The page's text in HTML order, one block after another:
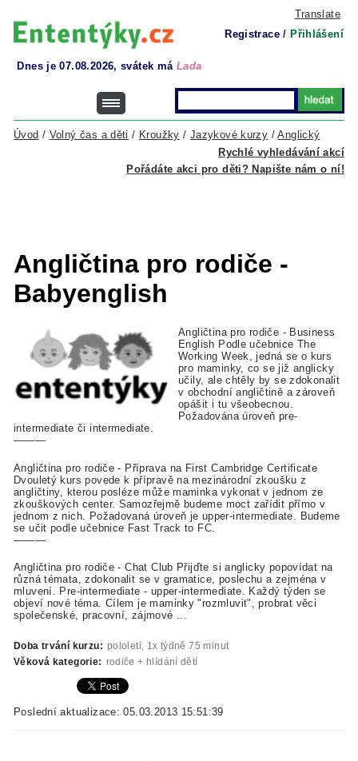
Translate
Registrace / Přihlášení
Dnes je 07.08.2026, svátek má Lada
Rychlé vyhledávání akcí
Úvod / Volný čas a děti / Kroužky / Jazykové kurzy /Anglický
Pořádáte akci pro děti? Napište nám o ní!
Angličtina pro rodiče -
Babyenglish
Angličtina pro rodiče - Business
English Podle učebnice The
Working Week, jedná se o kurs
pro maminky, co se již anglicky
učily, ale chtěly by se zdokonalit
v obchodní angličtině a zároveň
opášit i tu všeobecnou.
Požadována úroveň pre-
intermediate či intermediate.
———
Angličtina pro rodiče - Příprava na First Cambridge Certificate
Dvouletý kurs povede k přípravě na mezinárodní zkoušku z
angličtiny, kterou posléze může maminka vykonat v jednom ze
zkouškových center. Samozřejmě budeme moct zařídit přímo v
jednom z nich. Požadovaná úroveň je upper-intermediate. Budeme
se učit podle učebnice Fast Track to FC.
———
Angličtina pro rodiče - Chat Club Přijďte si anglicky popovídat na
různá témata, zdokonalit se v gramatice, poslechu a zejména v
mluvení. Pre-intermediate - upper-intermediate. Každý týden se
objeví nové téma. Cílem je maminky "rozmluvit", probrat věci
společenské, pracovní, zájmové ...
Doba trvání kurzu: pololetí, 1x týdně 75 minut
Věková kategorie: rodiče + hlídání dětí
Poslední aktualizace: 05.03.2013 15:51:39